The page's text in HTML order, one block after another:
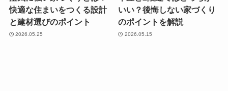
快適な住まいをつくる設計
と建材選びのポイント
2026.05.25
いい？後悔しない家づくり
のポイントを解説
2026.05.15